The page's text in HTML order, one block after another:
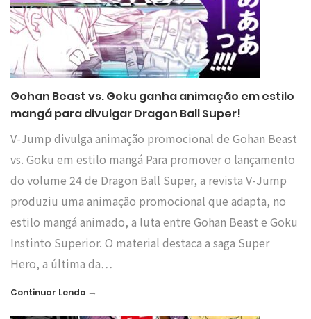
Gohan Beast vs. Goku ganha animação em estilo
mangá para divulgar Dragon Ball Super!
V-Jump divulga animação promocional de Gohan Beast
vs. Goku em estilo mangá Para promover o lançamento
do volume 24 de Dragon Ball Super, a revista V-Jump
produziu uma animação promocional que adapta, no
estilo mangá animado, a luta entre Gohan Beast e Goku
Instinto Superior. O material destaca a saga Super
Hero, a última da…
Continuar Lendo →